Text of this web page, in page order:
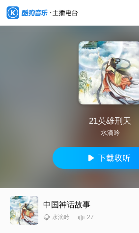
21英雄刑天
水滴吟
中国神话故事
水滴吟 27